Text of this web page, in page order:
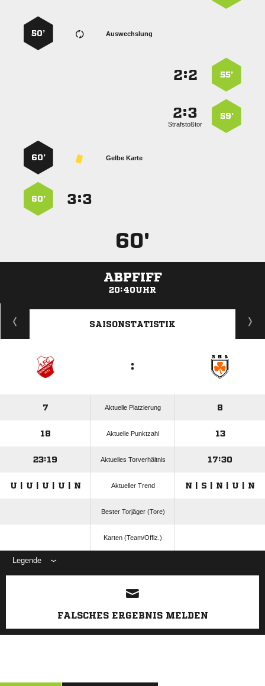
Auswechslung
50’
55’
:
59’
:
Strafstoßtor
Gelbe Karte
60’
:
60’
60'
ABPFIFF
20:40UHR
ANZEIGE
SAISONSTATISTIK
:
7 Aktuelle Platzierung 8
18 Aktuelle Punktzahl 13
23:19 Aktuelles Torverhältnis 17:30
U | U | U | U | N Aktueller Trend N | S | N | U | N
Bester Torjäger (Tore)
Karten (Team/Offiz.)
Legende
ANZEIGE
FALSCHES ERGEBNIS MELDEN